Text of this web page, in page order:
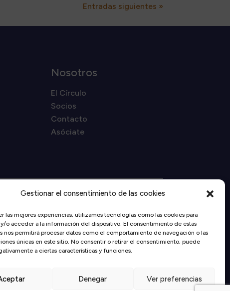
Gestionar el consentimiento de las cookies
las mejores experiencias, utilizamos tecnologías como las cookies para
o acceder a la información del dispositivo. El consentimiento de estas
nos permitirá procesar datos como el comportamiento de navegación o las
únicas en este sitio. No consentir o retirar el consentimiento, puede
a ciertas características y funciones.
Denegar Ver preferencias
Entradas siguientes »
Nosotros
El Círculo
Socios
Contacto
Asóciate
Proyecto financiado por la
Unión Europea –
NextGenerationEU